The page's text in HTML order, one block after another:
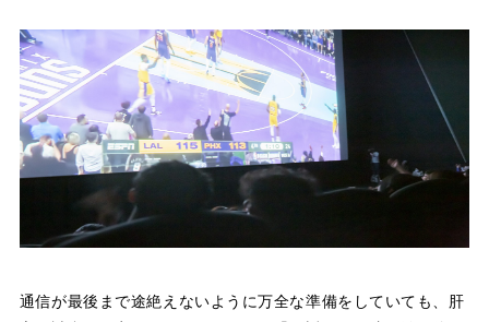
通信が最後まで途絶えないように万全な準備をしていても、肝